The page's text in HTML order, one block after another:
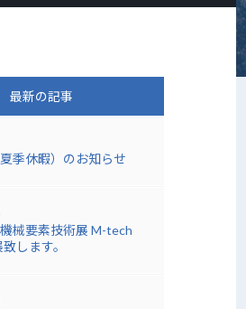
最新の記事
季休暇）のお知らせ
機械要素技術展 M-tech
します。